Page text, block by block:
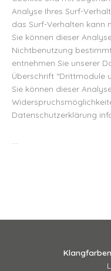
Analyse Ihres Surf-
das Surf-Verhalten kann
Sie können dieser
Nichtbenutzung
entnehmen Sie unserer
Überschrift “Drittmodule
Sie können dieser
Datenschutzerklärung